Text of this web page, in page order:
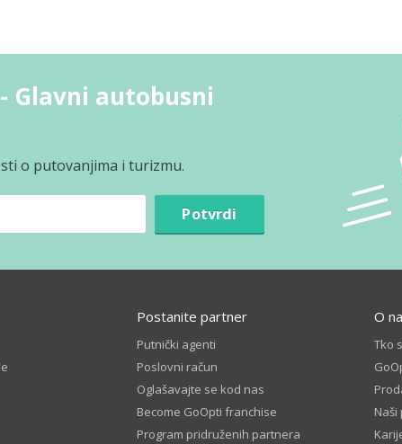
Glavni autobusni
o putovanjima i turizmu.
Potvrdi
Postanite partner
Putnički agenti
Poslovni račun
Oglašavajte se kod nas
Become GoOpti franchise
Program pridruženih partnera
O
Tko